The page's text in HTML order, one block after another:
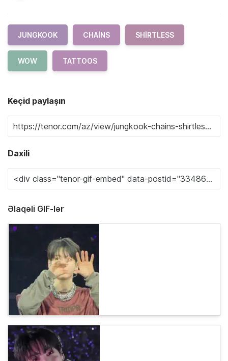
JUNGKOOK CHAINS SHIRTLESS
WOW TATTOOS
Keçid paylaşın
Daxili
Əlaqəli GIF-lər